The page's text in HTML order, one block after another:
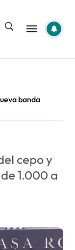
banda
cepo y
1.000 a